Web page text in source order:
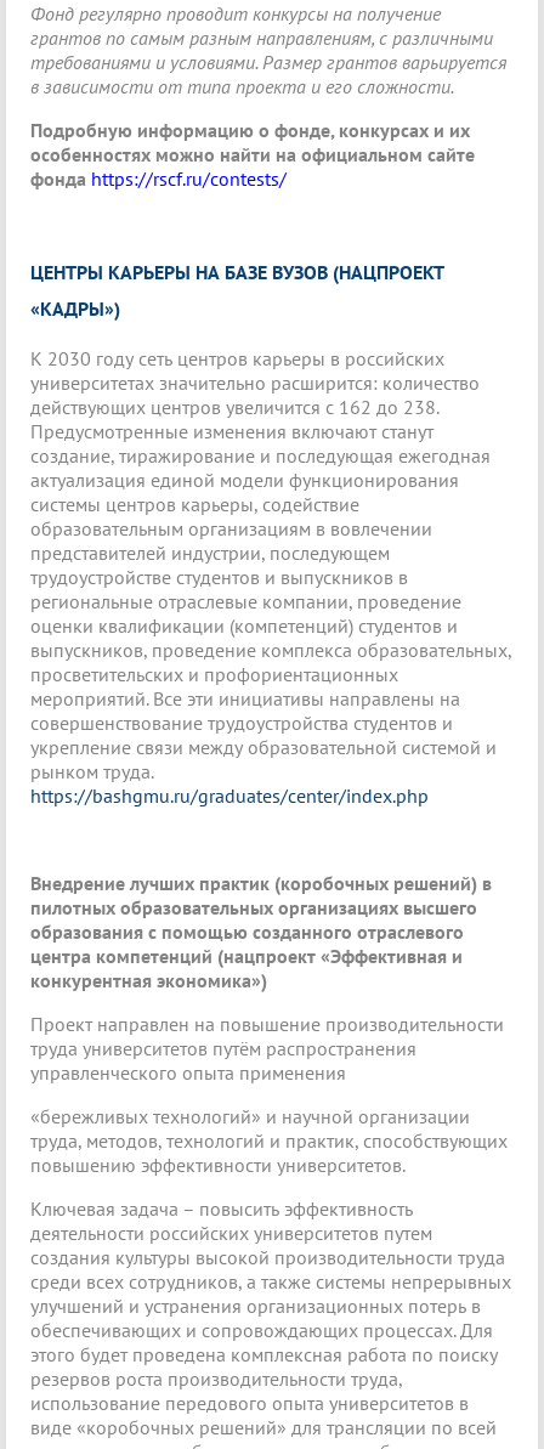
Фонд регулярно проводит конкурсы на получение
грантов по самым разным направлениям, с различными
требованиями и условиями. Размер грантов варьируется
в зависимости от типа проекта и его сложности.
Подробную информацию о фонде, конкурсах и их
особенностях можно найти на официальном сайте
фонда https://rscf.ru/contests/
ЦЕНТРЫ КАРЬЕРЫ НА БАЗЕ ВУЗОВ (НАЦПРОЕКТ
«КАДРЫ»)
К 2030 году сеть центров карьеры в российских
университетах значительно расширится: количество
действующих центров увеличится с 162 до 238.
Предусмотренные изменения включают станут
создание, тиражирование и последующая ежегодная
актуализация единой модели функционирования
системы центров карьеры, содействие
образовательным организациям в вовлечении
представителей индустрии, последующем
трудоустройстве студентов и выпускников в
региональные отраслевые компании, проведение
оценки квалификации (компетенций) студентов и
выпускников, проведение комплекса образовательных,
просветительских и профориентационных
мероприятий. Все эти инициативы направлены на
совершенствование трудоустройства студентов и
укрепление связи между образовательной системой и
рынком труда.
https://bashgmu.ru/graduates/center/index.php
Внедрение лучших практик (коробочных решений) в
пилотных образовательных организациях высшего
образования с помощью созданного отраслевого
центра компетенций (нацпроект «Эффективная и
конкурентная экономика»)
Проект направлен на повышение производительности
труда университетов путём распространения
управленческого опыта применения
«бережливых технологий» и научной организации
труда, методов, технологий и практик, способствующих
повышению эффективности университетов.
Ключевая задача – повысить эффективность
деятельности российских университетов путем
создания культуры высокой производительности труда
среди всех сотрудников, а также системы непрерывных
улучшений и устранения организационных потерь в
обеспечивающих и сопровождающих процессах. Для
этого будет проведена комплексная работа по поиску
резервов роста производительности труда,
использование передового опыта университетов в
виде «коробочных решений» для трансляции по всей